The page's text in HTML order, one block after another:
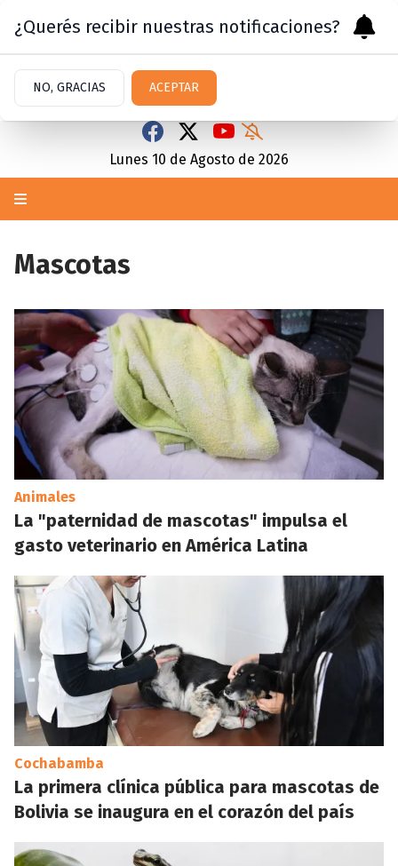
Lunes 10 de Agosto de 2026
Mascotas
Animales
La "paternidad de mascotas" impulsa el
gasto veterinario en América Latina
Cochabamba
La primera clínica pública para mascotas de
Bolivia se inaugura en el corazón del país
¿Querés recibir nuestras notificaciones?
NO, GRACIAS ACEPTAR